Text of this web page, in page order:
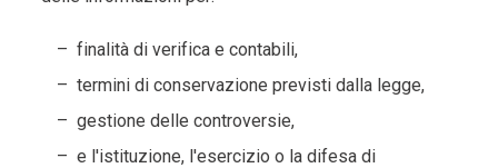
finalità di verifica e contabili,
termini di conservazione previsti dalla legge,
gestione delle controversie,
e l'istituzione, l'esercizio o la difesa di